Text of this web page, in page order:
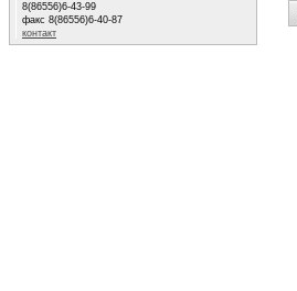
8(86556)6-43-99
факс 8(86556)6-40-87
контакт